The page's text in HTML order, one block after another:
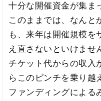
十分な開催資金が集ま
このままでは、なんと
も、来年は開催規模を
え直さないといけませ
チケット代からの収入
らこのピンチを乗り越
ファンディングによる